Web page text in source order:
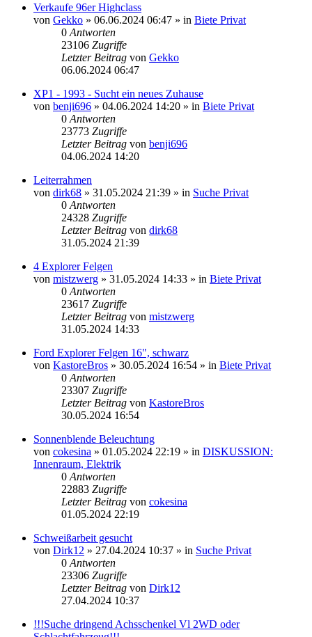
Verkaufe 96er Highclass
von Gekko » 06.06.2024 06:47 » in Biete Privat
0 Antworten
23106 Zugriffe
Letzter Beitrag von Gekko
06.06.2024 06:47
XP1 - 1993 - Sucht ein neues Zuhause
von benji696 » 04.06.2024 14:20 » in Biete Privat
0 Antworten
23773 Zugriffe
Letzter Beitrag von benji696
04.06.2024 14:20
Leiterrahmen
von dirk68 » 31.05.2024 21:39 » in Suche Privat
0 Antworten
24328 Zugriffe
Letzter Beitrag von dirk68
31.05.2024 21:39
4 Explorer Felgen
von mistzwerg » 31.05.2024 14:33 » in Biete Privat
0 Antworten
23617 Zugriffe
Letzter Beitrag von mistzwerg
31.05.2024 14:33
Ford Explorer Felgen 16", schwarz
von KastoreBros » 30.05.2024 16:54 » in Biete Privat
0 Antworten
23307 Zugriffe
Letzter Beitrag von KastoreBros
30.05.2024 16:54
Sonnenblende Beleuchtung
von cokesina » 01.05.2024 22:19 » in DISKUSSION:
Innenraum, Elektrik
0 Antworten
22883 Zugriffe
Letzter Beitrag von cokesina
01.05.2024 22:19
Schweißarbeit gesucht
von Dirk12 » 27.04.2024 10:37 » in Suche Privat
0 Antworten
23306 Zugriffe
Letzter Beitrag von Dirk12
27.04.2024 10:37
!!!Suche dringend Achsschenkel Vl 2WD oder